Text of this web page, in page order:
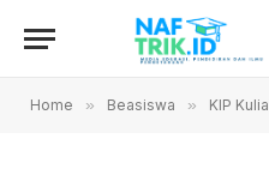
Home » Beasiswa » KIP